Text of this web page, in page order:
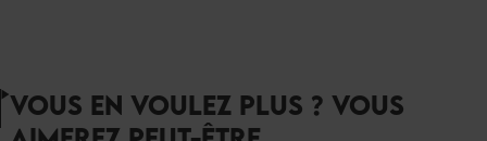
VOUS EN VOULEZ PLUS ? VOUS